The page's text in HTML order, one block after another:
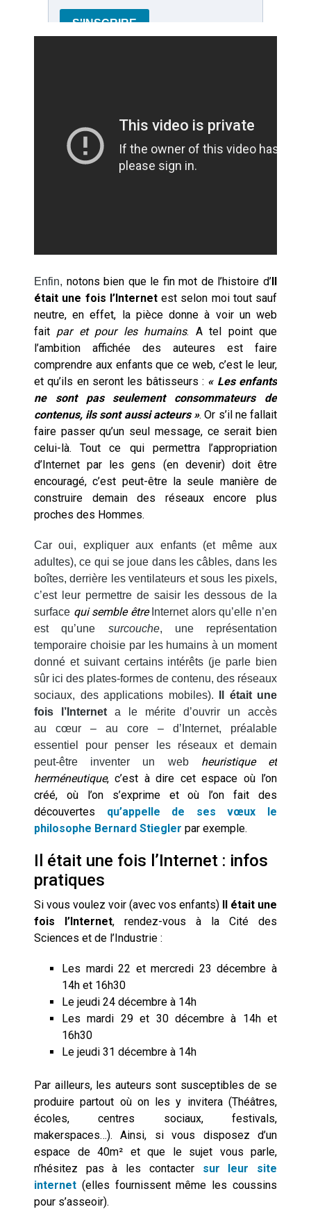
Enfin, notons bien que le fin mot de l’histoire d’Il
était une fois l’Internetest selon moi tout sauf
neutre, en effet, la pièce donne à voir un web
fait par et pour les humains. A tel point que
l’ambition affichée des auteures est faire
comprendre aux enfants que ce web, c’est le leur,
et qu’ils en seront les bâtisseurs : « Les enfants
ne sont pas seulement consommateurs de
contenus, ils sont aussi acteurs ». Or s’il ne fallait
faire passer qu’un seul message, ce serait bien
celui-là. Tout ce qui permettra l’appropriation
d’Internet par les gens (en devenir) doit être
encouragé, c’est peut-être la seule manière de
construire demain des réseaux encore plus
proches des Hommes.
Car oui, expliquer aux enfants (et même aux
adultes), ce qui se joue dans les câbles, dans les
boîtes, derrière les ventilateurs et sous les pixels,
c’est leur permettre de saisir les dessous de la
surface qui semble êtreInternet alors qu’elle n’en
est qu’une surcouche, une représentation
temporaire choisie par les humains à un moment
donné et suivant certains intérêts (je parle bien
sûr ici des plates-formes de contenu, des réseaux
sociaux, des applications mobiles).
Il était une
fois l’Internet a le mérite d’ouvrir un accès
au cœur – au core – d’Internet, préalable
essentiel pour penser les réseaux et demain
peut-être inventer un web heuristique et
herméneutique, c’est à dire cet espace où l’on
créé, où l’on s’exprime et où l’on fait des
découvertes qu’appelle de ses vœux le
philosophe Bernard Stiegler par exemple.
Il était une fois l’Internet : infos
pratiques
Si vous voulez voir (avec vos enfants) Il était une
fois l’Internet, rendez-vous à la Cité des
Sciences et de l’Industrie :
Les mardi 22 et mercredi 23 décembre à
14h et 16h30
Le jeudi 24 décembre à 14h
Les mardi 29 et 30 décembre à 14h et
16h30
Le jeudi 31 décembre à 14h
Par ailleurs, les auteurs sont susceptibles de se
produire partout où on les y invitera (Théâtres,
écoles, centres sociaux, festivals,
makerspaces…). Ainsi, si vous disposez d’un
espace de 40m² et que le sujet vous parle,
n’hésitez pas à les contacter
sur leur site
internet (elles fournissent même les coussins
pour s’asseoir).